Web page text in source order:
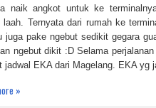
naik angkot untuk ke
laah. Ternyata dari rumah ke
juga pake ngebut sedikit gegara
ngebut dikit :D Selama
jadwal EKA dari Magelang. EKA yg
»